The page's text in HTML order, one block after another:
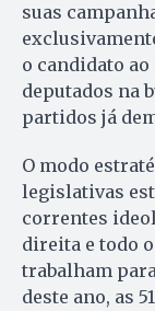
suas
o candidato
deputados na
partidos já
O modo
legislativas
correntes
direita e todo
trabalham
deste ano, as